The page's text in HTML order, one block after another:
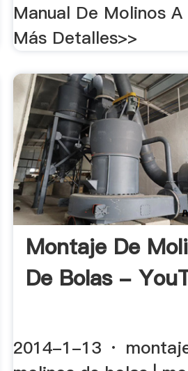
Manual De Molinos A
Más Detalles>>
Montaje De
De Bolas -
2014-1-13 ·